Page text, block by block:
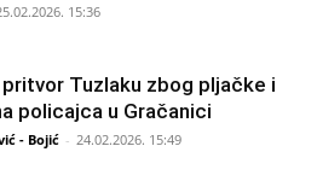
15:36
Tuzlaku zbog pljačke i
policajca u Gračanici
- Bojić - 24.02.2026. 15:49